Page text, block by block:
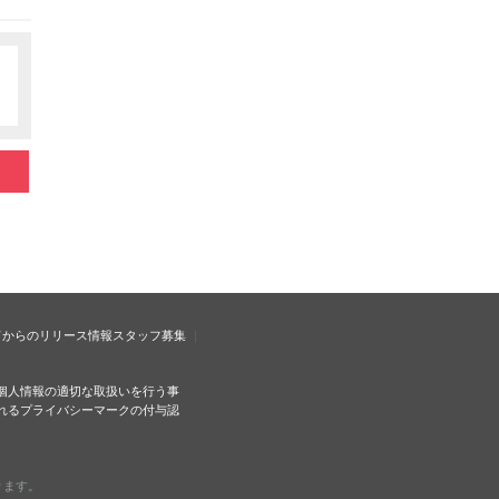
らのリリース情報スタッフ募集
人情報の適切な取扱いを行う事
るプライバシーマークの付与認
す。